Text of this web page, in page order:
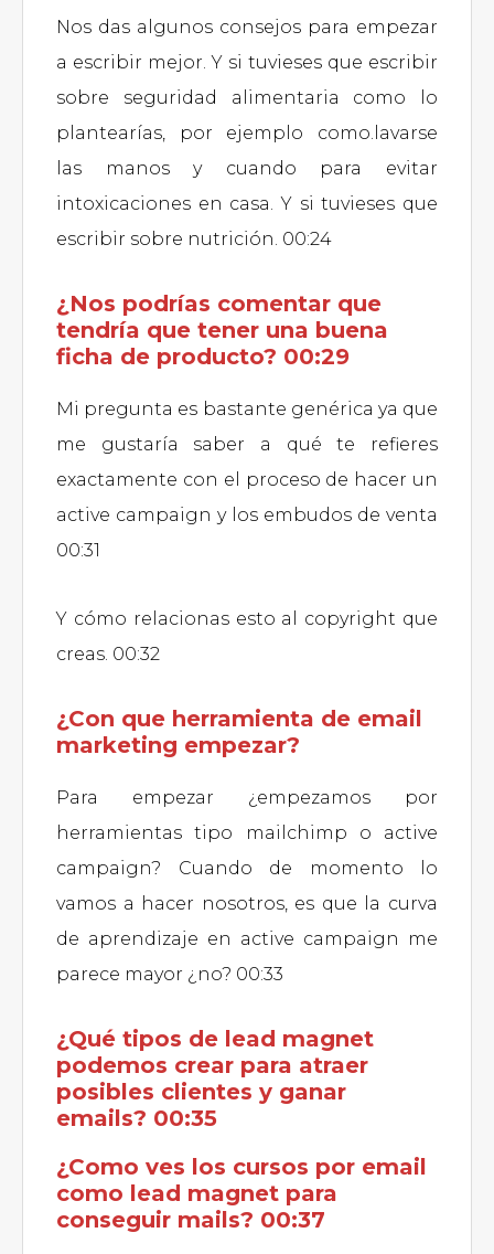
Nos das algunos consejos para empezar
a escribir mejor. Y si tuvieses que escribir
sobre seguridad alimentaria como lo
plantearías, por ejemplo como.lavarse
las manos y cuando para evitar
intoxicaciones en casa. Y si tuvieses que
escribir sobre nutrición. 00:24
¿Nos podrías comentar que
tendría que tener una buena
ficha de producto? 00:29
Mi pregunta es bastante genérica ya que
me gustaría saber a qué te refieres
exactamente con el proceso de hacer un
active campaign y los embudos de venta
00:31
Y cómo relacionas esto al copyright que
creas. 00:32
¿Con que herramienta de email
marketing empezar?
Para empezar ¿empezamos por
herramientas tipo mailchimp o active
campaign? Cuando de momento lo
vamos a hacer nosotros, es que la curva
de aprendizaje en active campaign me
parece mayor ¿no? 00:33
¿Qué tipos de lead magnet
podemos crear para atraer
posibles clientes y ganar
emails? 00:35
¿Como ves los cursos por email
como lead magnet para
conseguir mails? 00:37